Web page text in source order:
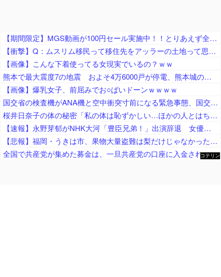
【期間限定】MGS動画が100円セール実施中！！とりあえず全部買うやろｗｗｗｗｗ
【衝撃】Q：ムスリム移民って移住先をアッラーの土地って思ってるの？ → 衝撃の回答がコチラ → ｗｗｗｗｗｗｗｗｗｗｗｗｗｗ
【画像】こんな下着使ってる女現実でいるの？ｗｗ
熊本で最大震度7の地震 およそ4万6000戸が停電、熊本城の石垣が崩れたとの情報 川内・玄海原発に異常なし、通常運転継続中 生放送中だったジャパネットさん、ヘルメット被って地震情報を伝える
【画像】爆乳女子、前屈みでお○ぱいドーンｗｗｗｗ
国交省の検査機がANA機と空中衝突寸前になる緊急事態、国交省側は己の非を頑として認めず……
桜井日奈子の体の秘密「私の体は恥ずかしい…ほかの人とはちょっと変わってるの」
【速報】永野芽郁がNHK大河「豊臣兄弟！」出演辞退 女優業は事実上、活動休止へ…不倫疑惑余波ドラマにも
【悲報】福岡・うきは市、果物大量盗難は梨だけじゃなかった… → 柿やキウイも大量に盗まれる → 犯人は土地や果物の知識もあり集団の可能性が指摘される ………
全国で共産党が集めた募金は、一旦共産党の口座に入金され、まとめて、被災自治体や団体（農協や漁協など）にも届けられます
コテリン